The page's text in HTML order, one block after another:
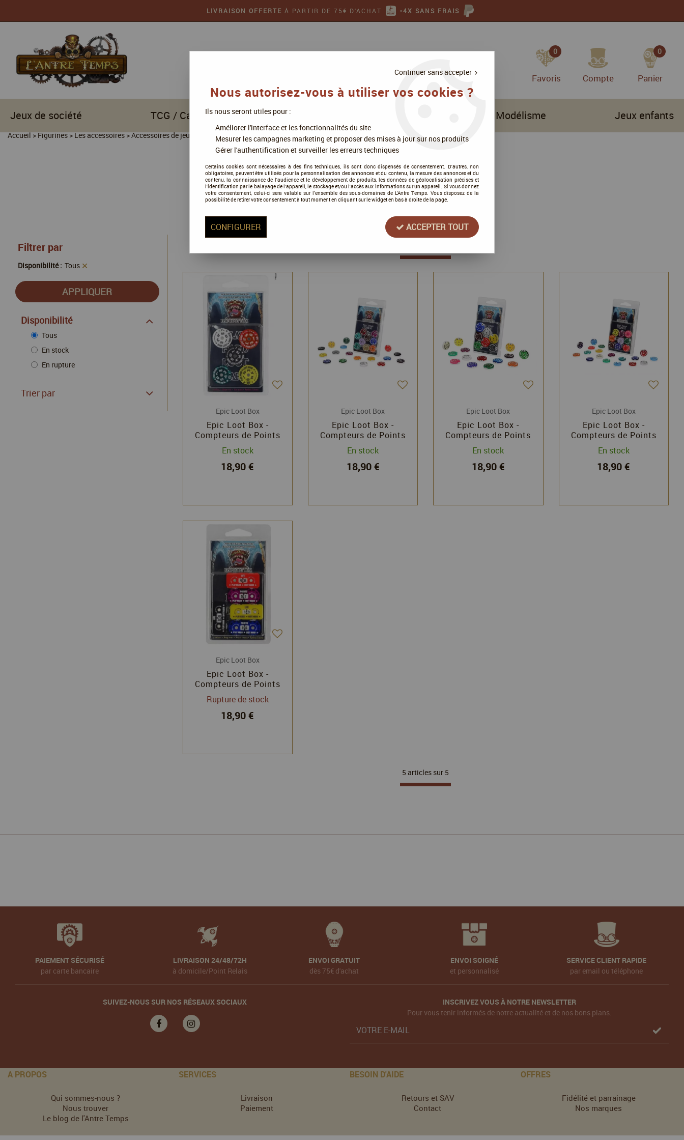
LIVRAISON OFFERTE À PARTIR DE 75€ D'ACHAT •4X SANS FRAIS
0
Favoris Compte
0
Panier
Jeux de société TCG / Cartes à collectionner Modélisme Jeux enfants
Accueil>Figurines>Les accessoires>Accessoires de jeu Compteurs de points
Compteurs de points
Tous nos produits de la gamme
Filtrer par
Disponibilité : Tous
Disponibilité
Tous
En stock
En rupture
Trier par
Epic Loot Box
Epic Loot Box -
Compteurs de Points
Ronds 25mm (0-59) 5
pièces
En stock
18,90 €
Epic Loot Box
Epic Loot Box -
Compteurs de Points
Ronds 20mm (0-9) 9
pièces (runic)
En stock
18,90 €
Epic Loot Box
Epic Loot Box -
Compteurs de Points
Ronds 25mm (0-9) 7
pièces
En stock
18,90 €
Epic Loot Box
Epic Loot Box -
Compteurs de Points
Ronds 20mm (0-9) 9
pièces
En stock
18,90 €
Epic Loot Box
Epic Loot Box -
Compteurs de Points
Rectangulaires (0-99)
5 pièces
Rupture de stock
18,90 €
5 articles sur 5
PAIEMENT SÉCURISÉ
par carte bancaire
LIVRAISON 24/48/72H
à domicile/Point Relais
ENVOI GRATUIT
dès 75€ d'achat
ENVOI SOIGNÉ
et personnalisé
SERVICE CLIENT RAPIDE
par email ou téléphone
SUIVEZ-NOUS SUR NOS RÉSEAUX SOCIAUX
INSCRIVEZ VOUS À NOTRE NEWSLETTER
Pour vous tenir informés de notre actualité et de nos bons plans.
A PROPOS
Qui sommes-nous ?
Nous trouver
Le blog de l'Antre Temps
SERVICES
Livraison
Paiement
BESOIN D'AIDE
Retours et SAV
Contact
OFFRES
Fidélité et parrainage
Nos marques
Continuer sans accepter
Nous autorisez-vous à utiliser vos cookies ?
Ils nous seront utiles pour :
Améliorer l'interface et les fonctionnalités du site
Mesurer les campagnes marketing et proposer des mises à jour sur nos produits
Gérer l'authentification et surveiller les erreurs techniques
Certains cookies sont nécessaires à des fins techniques, ils sont donc dispensés de consentement. D'autres, non
obligatoires, peuvent être utilisés pour la personnalisation des annonces et du contenu, la mesure des annonces et du
contenu, la connaissance de l'audience et le développement de produits, les données de géolocalisation précises et
l'identification par le balayage de l'appareil, le stockage et/ou l'accès aux informations sur un appareil. Si vous donnez
votre consentement, celui-ci sera valable sur l’ensemble des sous-domaines de L'Antre Temps. Vous disposez de la
possibilité de retirer votre consentement à tout moment en cliquant sur le widget en bas à droite de la page.
CONFIGURER ACCEPTER TOUT